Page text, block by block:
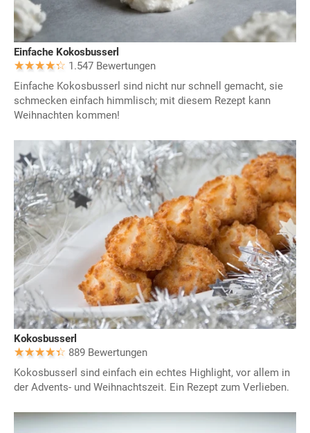
Einfache Kokosbusserl
1.547 Bewertungen
Einfache Kokosbusserl sind nicht nur schnell gemacht, sie
schmecken einfach himmlisch; mit diesem Rezept kann
Weihnachten kommen!
Kokosbusserl
889 Bewertungen
Kokosbusserl sind einfach ein echtes Highlight, vor allem in
der Advents- und Weihnachtszeit. Ein Rezept zum Verlieben.